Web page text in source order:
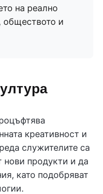
на реално
обществото и
креативност и
служителите са
нови продукти и да
като подобряват